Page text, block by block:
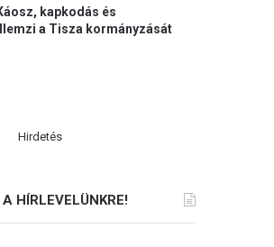
kapkodás és
a Tisza kormányzását
Hirdetés
HÍRLEVELÜNKRE!